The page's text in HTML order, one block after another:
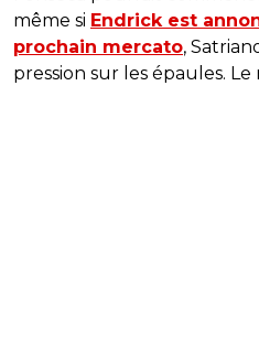
même si Endrick est
prochain mercato,
pression sur les épaules. Le